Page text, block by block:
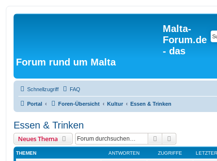
Malta-
Forum.de
- das
Forum rund um Malta
Schnellzugriff FAQ
Portal Foren-Übersicht Kultur Essen & Trinken
Essen & Trinken
Neues Thema Suche
THEMEN ANTWORTEN ZUGRIFFE